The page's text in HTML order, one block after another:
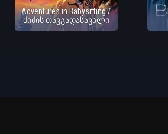
Adventures in Babysitting /
ძიძის თავგადასავალი